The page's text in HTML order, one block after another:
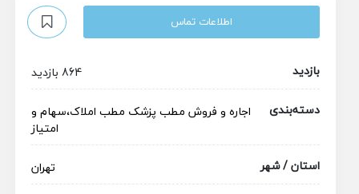
اطلاعات تماس
بازدید
864 بازدید
دسته‌بندی
اجاره و فروش مطب پزشک مطب املاک،سهام و
امتیاز
استان / شهر
تهران